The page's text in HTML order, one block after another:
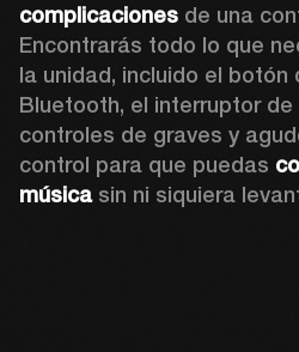
complicaciones de una
Encontrarás todo lo que
la unidad, incluido el
Bluetooth, el interruptor de
controles de graves y
control para que puedas
música sin ni siquiera